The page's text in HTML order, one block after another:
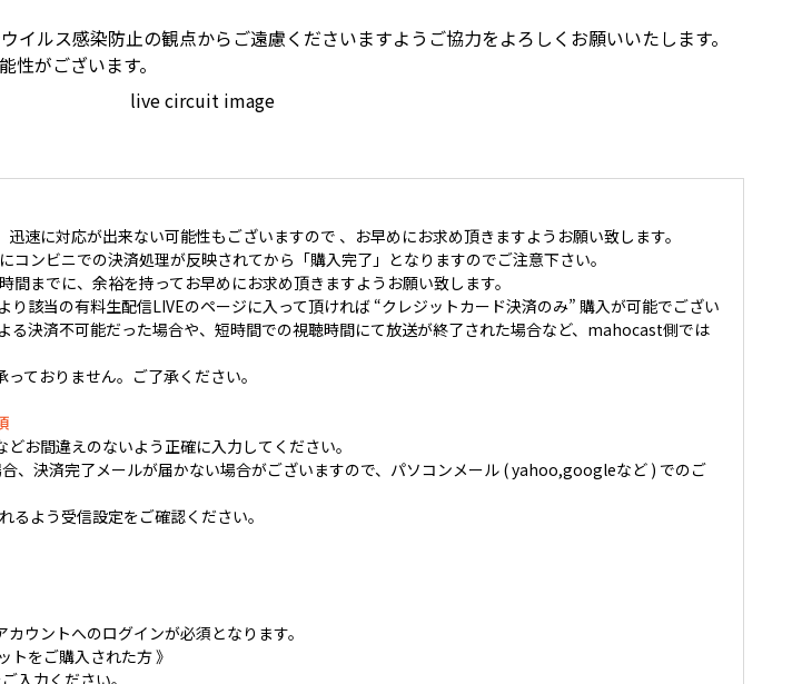
ルス感染防止の観点からご遠慮くださいますようご協力をよろしくお願いいたします。
がございます。
速に対応が出来ない可能性もございますので 、お早めにお求め頂きますようお願い致します。
ンビニでの決済処理が反映されてから「購入完了」となりますのでご注意下さい。
までに、余裕を持ってお早めにお求め頂きますようお願い致します。
り該当の有料生配信LIVEのページに入って頂ければ “クレジットカード決済のみ” 購入が可能でござい
る決済不可能だった場合や、短時間での視聴時間にて放送が終了された場合など、mahocast側では
ておりません。ご了承ください。
お間違えのないよう正確に入力してください。
、決済完了メールが届かない場合がございますので、パソコンメール ( yahoo,googleなど ) でのご
よう受信設定をご確認ください。
ウントへのログインが必須となります。
トをご購入された方 》